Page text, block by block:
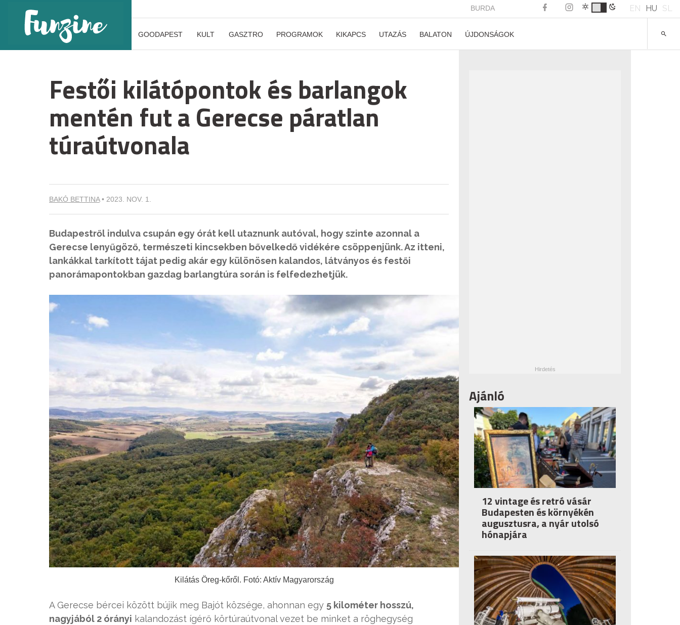
BURDA EN HU SL
GOODAPEST KULT GASZTRO PROGRAMOK KIKAPCS UTAZÁS BALATON ÚJDONSÁGOK
Festői kilátópontok és barlangok
mentén fut a Gerecse páratlan
túraútvonala
BAKÓ BETTINA• 2023. NOV. 1.
Budapestről indulva csupán egy órát kell utaznunk autóval, hogy szinte azonnal a
Gerecse lenyűgöző, természeti kincsekben bővelkedő vidékére csöppenjünk. Az itteni,
lankákkal tarkított tájat pedig akár egy különösen kalandos, látványos és festői
panorámapontokban gazdag barlangtúra során is felfedezhetjük.
Kilátás Öreg-kőről. Fotó: Aktív Magyarország
A Gerecse bércei között bújik meg Bajót községe, ahonnan egy 5 kilométer hosszú,
nagyjából 2 órányi kalandozást ígérő körtúraútvonal vezet be minket a röghegység
Ajánló
12 vintage és retró vásár
Budapesten és környékén
augusztusra, a nyár utolsó
hónapjára